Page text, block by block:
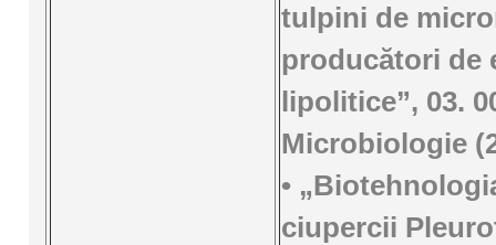
tulpini de
producători de
lipolitice”, 03.
Microbiologie
•
ciupercii